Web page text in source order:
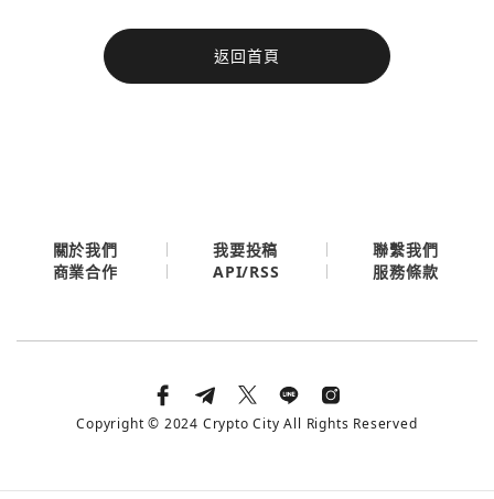
返回首頁
今日熱門
今日熱門
關於我們 我要投稿
聯繫我們
商業合作
API/RSS 服務條款
Copyright © 2024 Crypto City All Rights Reserved